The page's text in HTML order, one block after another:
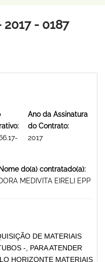
2017 - 0187
Ano da Assinatura
do Contrato:
2017
do(a) contratado(a):
MEDIVITA EIRELI EPP
DE MATERIAIS
-, PARA ATENDER
HORIZONTE MATERIAIS